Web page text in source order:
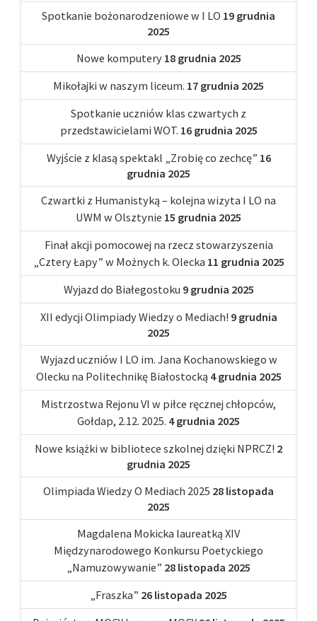
Spotkanie bożonarodzeniowe w I LO 19 grudnia
2025
Nowe komputery 18 grudnia 2025
Mikołajki w naszym liceum. 17 grudnia 2025
Spotkanie uczniów klas czwartych z
przedstawicielami WOT. 16 grudnia 2025
Wyjście z klasą spektakl „Zrobię co zechcę” 16
grudnia 2025
Czwartki z Humanistyką – kolejna wizyta I LO na
UWM w Olsztynie 15 grudnia 2025
Finał akcji pomocowej na rzecz stowarzyszenia
„Cztery Łapy” w Możnych k. Olecka 11 grudnia 2025
Wyjazd do Białegostoku 9 grudnia 2025
XII edycji Olimpiady Wiedzy o Mediach! 9 grudnia
2025
Wyjazd uczniów I LO im. Jana Kochanowskiego w
Olecku na Politechnikę Białostocką 4 grudnia 2025
Mistrzostwa Rejonu VI w piłce ręcznej chłopców,
Gołdap, 2.12. 2025. 4 grudnia 2025
Nowe książki w bibliotece szkolnej dzięki NPRCZ! 2
grudnia 2025
Olimpiada Wiedzy O Mediach 2025 28 listopada
2025
Magdalena Mokicka laureatką XIV
Międzynarodowego Konkursu Poetyckiego
„Namuzowywanie” 28 listopada 2025
„Fraszka” 26 listopada 2025